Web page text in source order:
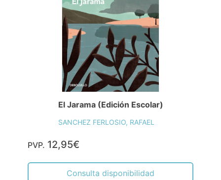
El Jarama (Edición Escolar)
SANCHEZ FERLOSIO, RAFAEL
PVP. 12,95€
Consulta disponibilidad